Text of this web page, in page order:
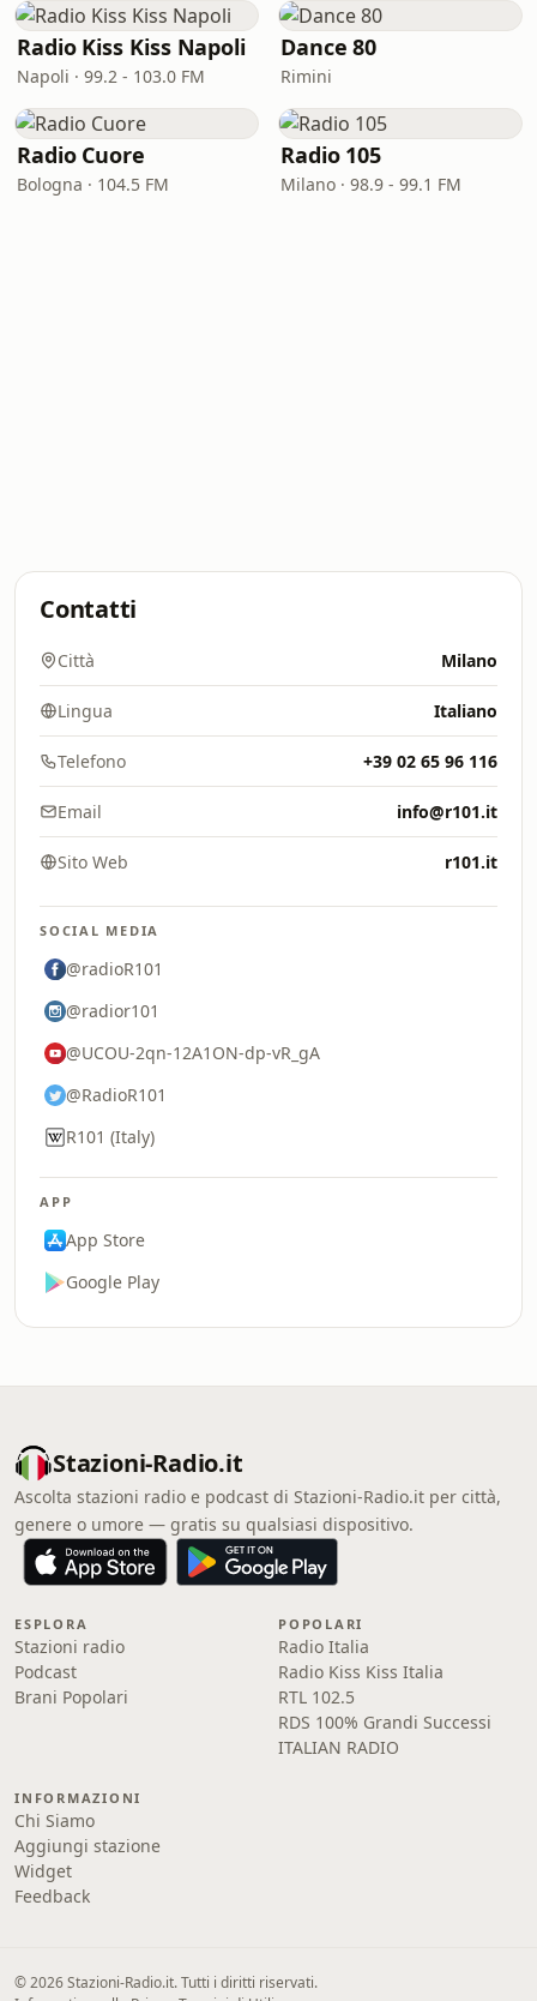
Radio Kiss Kiss Napoli
Napoli · 99.2 - 103.0 FM
Dance 80
Rimini
Radio Cuore
Bologna · 104.5 FM
Radio 105
Milano · 98.9 - 99.1 FM
Contatti
Città Milano
Lingua Italiano
Telefono +39 02 65 96 116
Email info@r101.it
Sito Web r101.it
SOCIAL MEDIA
@radioR101
@radior101
@UCOU-2qn-12A1ON-dp-vR_gA
@RadioR101
R101 (Italy)
APP
App Store
Google Play
Stazioni-Radio.it
Ascolta stazioni radio e podcast di Stazioni-Radio.it per città,
genere o umore — gratis su qualsiasi dispositivo.
ESPLORA
Stazioni radio
Podcast
Brani Popolari
POPOLARI
Radio Italia
Radio Kiss Kiss Italia
RTL 102.5
RDS 100% Grandi Successi
ITALIAN RADIO
INFORMAZIONI
Chi Siamo
Aggiungi stazione
Widget
Feedback
© 2026 Stazioni-Radio.it. Tutti i diritti riservati.